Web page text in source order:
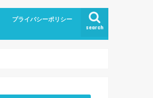
search
プライバシーポリシー